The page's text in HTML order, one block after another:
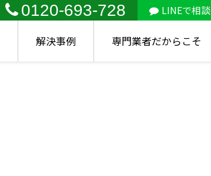
0120-693-728 LINEで相談
解決事例 専門業者だからこそ